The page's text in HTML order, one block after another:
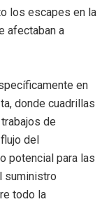
los escapes en la
afectaban a
en
donde cuadrillas
de
del
potencial para las
suministro
todo la